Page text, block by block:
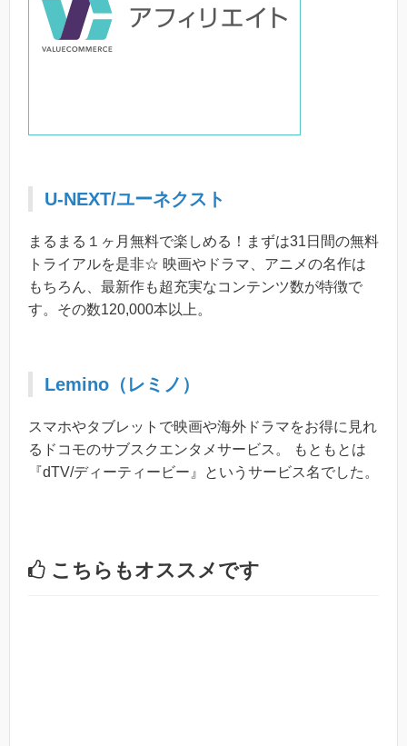
U-NEXT/ユーネクスト
まるまる１ヶ月無料で楽しめる！まずは31日間の無料
トライアルを是非☆ 映画やドラマ、アニメの名作は
もちろん、最新作も超充実なコンテンツ数が特徴で
す。その数120,000本以上。
Lemino（レミノ）
スマホやタブレットで映画や海外ドラマをお得に見れ
るドコモのサブスクエンタメサービス。 もともとは
『dTV/ディーティービー』というサービス名でした。
こちらもオススメです